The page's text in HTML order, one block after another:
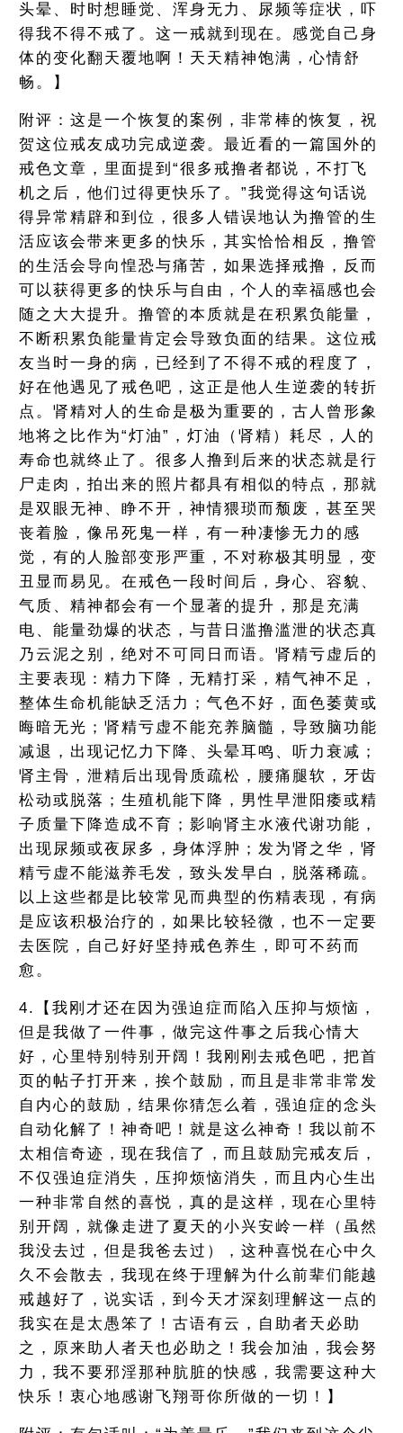
头晕、时时想睡觉、浑身无力、尿频等症状，吓
得我不得不戒了。这一戒就到现在。感觉自己身
体的变化翻天覆地啊！天天精神饱满，心情舒
畅。】
附评：这是一个恢复的案例，非常棒的恢复，祝
贺这位戒友成功完成逆袭。最近看的一篇国外的
戒色文章，里面提到“很多戒撸者都说，不打飞
机之后，他们过得更快乐了。”我觉得这句话说
得异常精辟和到位，很多人错误地认为撸管的生
活应该会带来更多的快乐，其实恰恰相反，撸管
的生活会导向惶恐与痛苦，如果选择戒撸，反而
可以获得更多的快乐与自由，个人的幸福感也会
随之大大提升。撸管的本质就是在积累负能量，
不断积累负能量肯定会导致负面的结果。这位戒
友当时一身的病，已经到了不得不戒的程度了，
好在他遇见了戒色吧，这正是他人生逆袭的转折
点。肾精对人的生命是极为重要的，古人曾形象
地将之比作为“灯油”，灯油（肾精）耗尽，人的
寿命也就终止了。很多人撸到后来的状态就是行
尸走肉，拍出来的照片都具有相似的特点，那就
是双眼无神、睁不开，神情猥琐而颓废，甚至哭
丧着脸，像吊死鬼一样，有一种凄惨无力的感
觉，有的人脸部变形严重，不对称极其明显，变
丑显而易见。在戒色一段时间后，身心、容貌、
气质、精神都会有一个显著的提升，那是充满
电、能量劲爆的状态，与昔日滥撸滥泄的状态真
乃云泥之别，绝对不可同日而语。肾精亏虚后的
主要表现：精力下降，无精打采，精气神不足，
整体生命机能缺乏活力；气色不好，面色萎黄或
晦暗无光；肾精亏虚不能充养脑髓，导致脑功能
减退，出现记忆力下降、头晕耳鸣、听力衰减；
肾主骨，泄精后出现骨质疏松，腰痛腿软，牙齿
松动或脱落；生殖机能下降，男性早泄阳痿或精
子质量下降造成不育；影响肾主水液代谢功能，
出现尿频或夜尿多，身体浮肿；发为肾之华，肾
精亏虚不能滋养毛发，致头发早白，脱落稀疏。
以上这些都是比较常见而典型的伤精表现，有病
是应该积极治疗的，如果比较轻微，也不一定要
去医院，自己好好坚持戒色养生，即可不药而
愈。
4.【我刚才还在因为强迫症而陷入压抑与烦恼，
但是我做了一件事，做完这件事之后我心情大
好，心里特别特别开阔！我刚刚去戒色吧，把首
页的帖子打开来，挨个鼓励，而且是非常非常发
自内心的鼓励，结果你猜怎么着，强迫症的念头
自动化解了！神奇吧！就是这么神奇！我以前不
太相信奇迹，现在我信了，而且鼓励完戒友后，
不仅强迫症消失，压抑烦恼消失，而且内心生出
一种非常自然的喜悦，真的是这样，现在心里特
别开阔，就像走进了夏天的小兴安岭一样（虽然
我没去过，但是我爸去过），这种喜悦在心中久
久不会散去，我现在终于理解为什么前辈们能越
戒越好了，说实话，到今天才深刻理解这一点的
我实在是太愚笨了！古语有云，自助者天必助
之，原来助人者天也必助之！我会加油，我会努
力，我不要邪淫那种肮脏的快感，我需要这种大
快乐！衷心地感谢飞翔哥你所做的一切！】